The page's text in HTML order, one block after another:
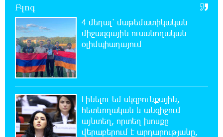
բանտերը լիքն են քաղբանտարկյալներով,
նորերին բերելու համար, քանի որ տեղ չկա, հերթափոխով
հներին ուղարկում են տնային կալանքի․ Անահիտ
Ադամյան
22:36:21 5-08-2026
Իրանն ու Օմանը համաձայնեցրել են
Հորմուզի նեղուցով նոր երթուղու
կոորդինատները
22:35:49 5-08-2026
Բլոգ
4 մեդալ՝ մաթեմատիկական
միջազգային ուսանողական
օլիմպիադայում
Լինելու եմ սկզբունքային,
հետևողական և անզիջում
այնտեղ, որտեղ խոսքը
վերաբերում է արդարությանը,